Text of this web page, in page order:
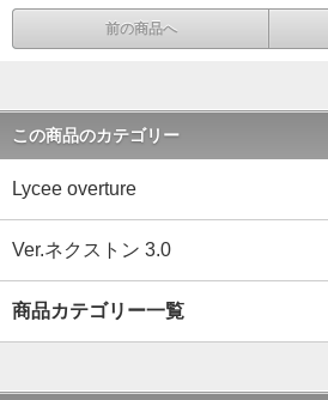
前の商品へ
この商品のカテゴリー
Lycee overture
Ver.ネクストン 3.0
商品カテゴリー一覧